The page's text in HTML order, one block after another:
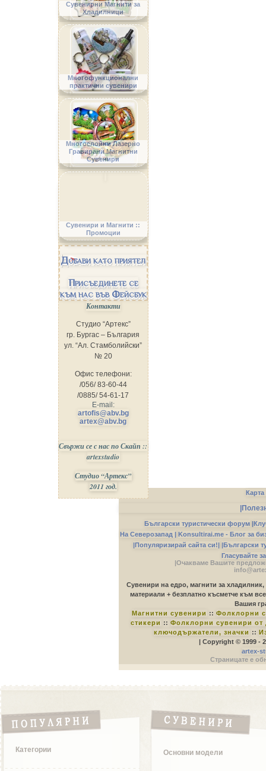
Сувенирни Магнити за
Хладилници
Многофункционални
практични сувенири
Многослойни Лазерно
Гравирани Магнитни
Сувенири
Сувенири и Магнити ::
Промоции
Добави като приятел
Присъединете се
към нас във Фейсбук
Контакти
Студио “Артекс”
гр. Бургас – България
ул. “Ал. Стамболийски”
№ 20
Офис телефони:
/056/ 83-60-44
/0885/ 54-61-17
E-mail:
artofis@abv.bg
artex@abv.bg
Свържи се с нас по Скайп ::
artexstudio
Студио “Артекс”
2011 год.
Български туристически форум |
На Северозапад | Konsultirai.me - Блог за
|Популяризирай сайта си!| |Български
Гласувайте
|Очакваме Вашите
Сувенири на едро, магнити за
материали + безплатно късметче към
Вашия
Магнитни сувенири :: Фолклорни
стикери :: Фолклорни сувенири
ключодържатели, значки ::
| Copyright © 1999 -
artex-
Страницате е
Категории Основни модели